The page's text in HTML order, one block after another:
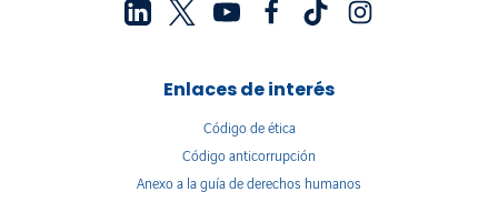
Enlaces de interés
Código de ética
Código anticorrupción
Anexo a la guía de derechos humanos